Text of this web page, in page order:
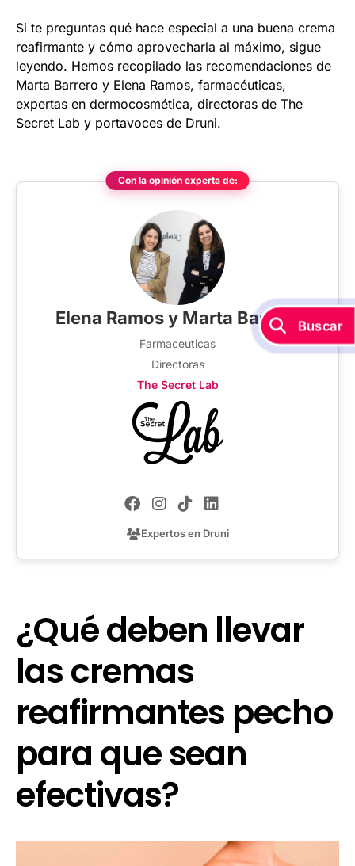
Si te preguntas qué hace especial a una buena crema
reafirmante y cómo aprovecharla al máximo, sigue
leyendo. Hemos recopilado las recomendaciones de
Marta Barrero y Elena Ramos, farmacéuticas,
expertas en dermocosmética, directoras de The
Secret Lab y portavoces de Druni.
Con la opinión experta de:
Elena Ramos y Marta Barrero
Farmaceuticas
Directoras
The Secret Lab
Expertos en Druni
¿Qué deben llevar
las cremas
reafirmantes pecho
para que sean
efectivas?
Buscar